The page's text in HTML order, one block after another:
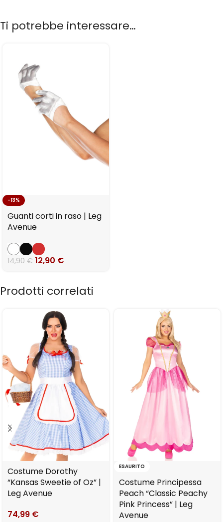
Ti potrebbe interessare…
-13%
Guanti corti in raso | Leg
Avenue
14,90€ 12,90 €
Prodotti correlati
Costume Dorothy
“Kansas Sweetie of Oz” |
Leg Avenue
74,99 €
ESAURITO
Costume Principessa
Peach “Classic Peachy
Pink Princess” | Leg
Avenue